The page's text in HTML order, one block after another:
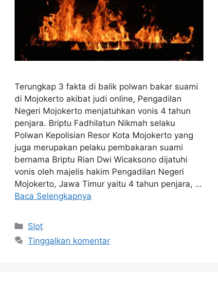
Terungkap 3 fakta di balik polwan bakar suami
di Mojokerto akibat judi online, Pengadilan
Negeri Mojokerto menjatuhkan vonis 4 tahun
penjara. Briptu Fadhilatun Nikmah selaku
Polwan Kepolisian Resor Kota Mojokerto yang
juga merupakan pelaku pembakaran suami
bernama Briptu Rian Dwi Wicaksono dijatuhi
vonis oleh majelis hakim Pengadilan Negeri
Mojokerto, Jawa Timur yaitu 4 tahun penjara, …
Baca Selengkapnya
Kategori
Slot
Tinggalkan komentar